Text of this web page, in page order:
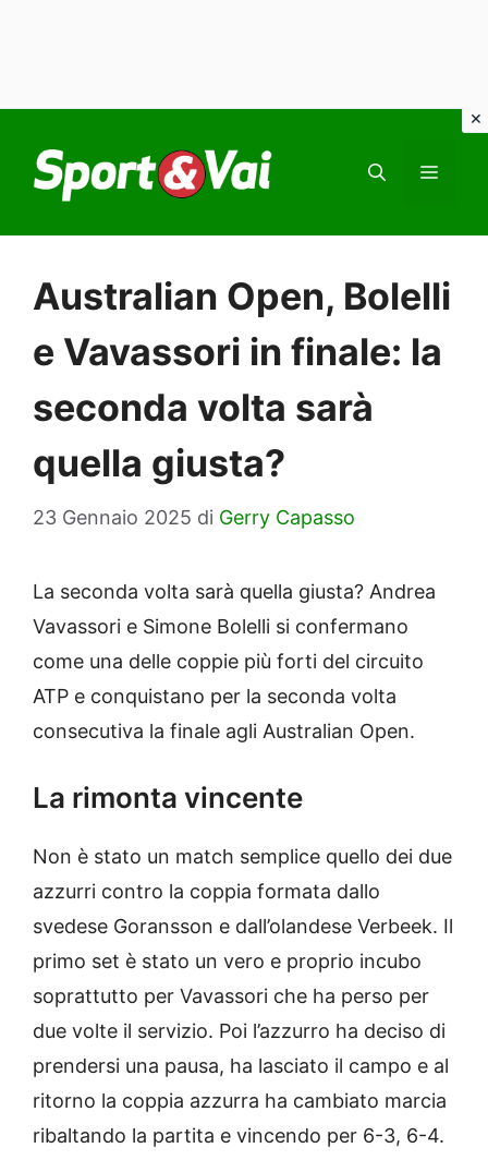
contenuto
Australian Open, Bolelli
e Vavassori in finale: la
seconda volta sarà
quella giusta?
23 Gennaio 2025 di Gerry Capasso
La seconda volta sarà quella giusta? Andrea
Vavassori e Simone Bolelli si confermano
come una delle coppie più forti del circuito
ATP e conquistano per la seconda volta
consecutiva la finale agli Australian Open.
La rimonta vincente
Non è stato un match semplice quello dei due
azzurri contro la coppia formata dallo
svedese Goransson e dall’olandese Verbeek. Il
primo set è stato un vero e proprio incubo
soprattutto per Vavassori che ha perso per
due volte il servizio. Poi l’azzurro ha deciso di
prendersi una pausa, ha lasciato il campo e al
ritorno la coppia azzurra ha cambiato marcia
ribaltando la partita e vincendo per 6-3, 6-4.